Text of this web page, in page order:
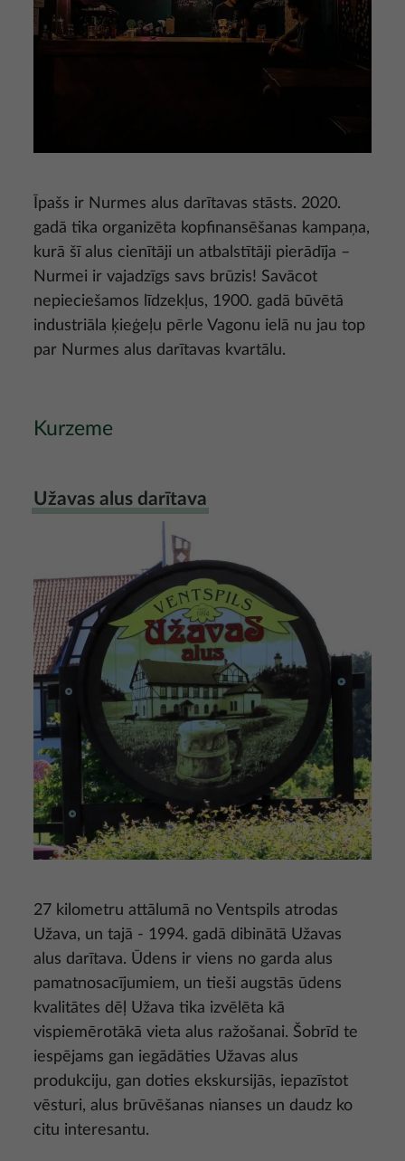
Īpašs ir Nurmes alus darītavas stāsts. 2020.
gadā tika organizēta kopfinansēšanas kampaņa,
kurā šī alus cienītāji un atbalstītāji pierādīja –
Nurmei ir vajadzīgs savs brūzis! Savācot
nepieciešamos līdzekļus, 1900. gadā būvētā
industriāla ķieģeļu pērle Vagonu ielā nu jau top
par Nurmes alus darītavas kvartālu.
Kurzeme
Užavas alus darītava
27 kilometru attālumā no Ventspils atrodas
Užava, un tajā - 1994. gadā dibinātā Užavas
alus darītava. Ūdens ir viens no garda alus
pamatnosacījumiem, un tieši augstās ūdens
kvalitātes dēļ Užava tika izvēlēta kā
vispiemērotākā vieta alus ražošanai. Šobrīd te
iespējams gan iegādāties Užavas alus
produkciju, gan doties ekskursijās, iepazīstot
vēsturi, alus brūvēšanas nianses un daudz ko
citu interesantu.